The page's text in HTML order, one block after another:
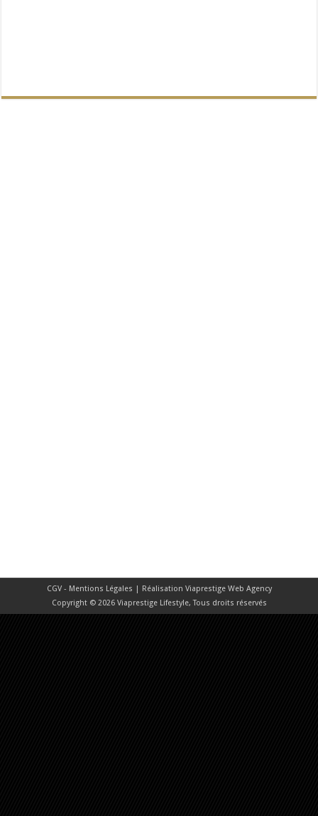
CGV - Mentions Légales | Réalisation Viaprestige Web Agency
Copyright © 2026 Viaprestige Lifestyle, Tous droits réservés